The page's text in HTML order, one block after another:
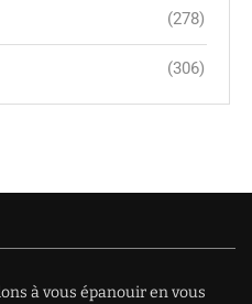
(278)
(306)
à vous épanouir en vous